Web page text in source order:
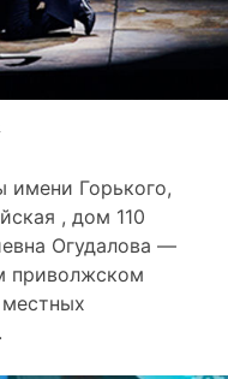
имени Горького,
, дом 110
Огудалова —
приволжском